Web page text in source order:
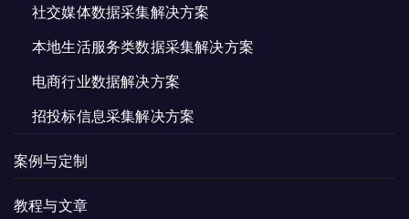
社交媒体数据采集解决方案
本地生活服务类数据采集解决方案
电商行业数据解决方案
招投标信息采集解决方案
案例与定制
教程与文章